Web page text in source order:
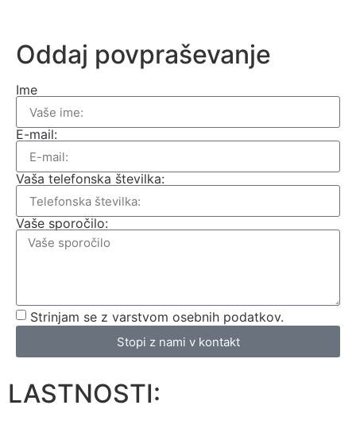
Oddaj povpraševanje
Ime
E-mail:
Vaša telefonska številka:
Vaše sporočilo:
Strinjam se z varstvom osebnih podatkov.
Stopi z nami v kontakt
LASTNOSTI: